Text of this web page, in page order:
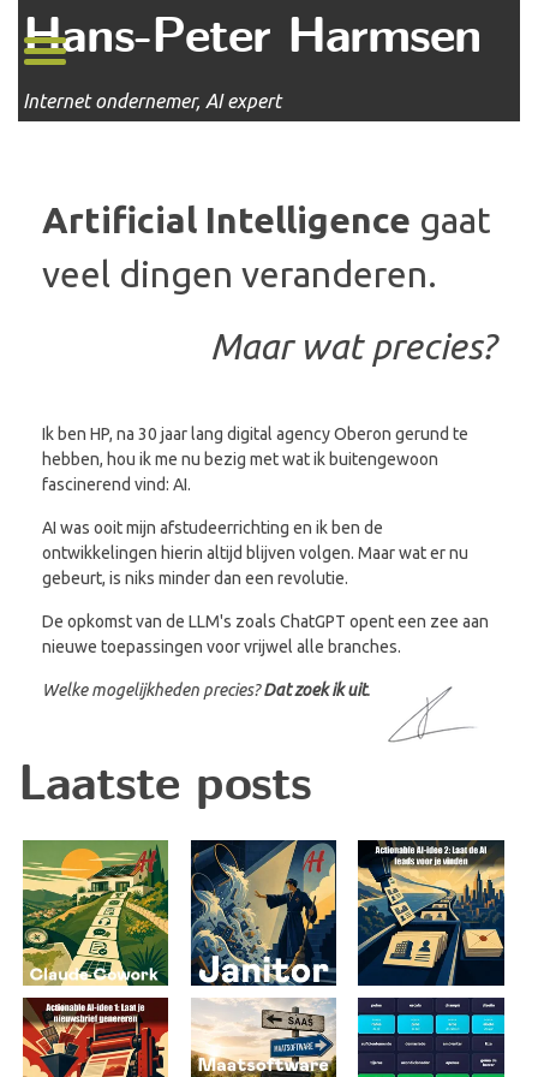
Hans-Peter Harmsen
Internet ondernemer, AI expert
Artificial Intelligence gaat
veel dingen veranderen.
Maar wat precies?
Ik ben HP, na 30 jaar lang digital agency Oberon gerund te
hebben, hou ik me nu bezig met wat ik buitengewoon
fascinerend vind: AI.
AI was ooit mijn afstudeerrichting en ik ben de
ontwikkelingen hierin altijd blijven volgen. Maar wat er nu
gebeurt, is niks minder dan een revolutie.
De opkomst van de LLM's zoals ChatGPT opent een zee aan
nieuwe toepassingen voor vrijwel alle branches.
Welke mogelijkheden precies?Dat zoek ik uit.
Laatste posts